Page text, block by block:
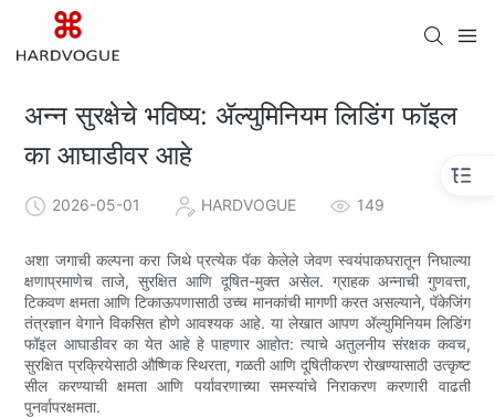
अन्न सुरक्षेचे भविष्य: ॲल्युमिनियम लिडिंग फॉइल
का आघाडीवर आहे
2026-05-01 HARDVOGUE 149
अशा जगाची कल्पना करा जिथे प्रत्येक पॅक केलेले जेवण स्वयंपाकघरातून निघाल्या
क्षणाप्रमाणेच ताजे, सुरक्षित आणि दूषित-मुक्त असेल. ग्राहक अन्नाची गुणवत्ता,
टिकवण क्षमता आणि टिकाऊपणासाठी उच्च मानकांची मागणी करत असल्याने, पॅकेजिंग
तंत्रज्ञान वेगाने विकसित होणे आवश्यक आहे. या लेखात आपण ॲल्युमिनियम लिडिंग
फॉइल आघाडीवर का येत आहे हे पाहणार आहोत: त्याचे अतुलनीय संरक्षक कवच,
सुरक्षित प्रक्रियेसाठी औष्णिक स्थिरता, गळती आणि दूषितीकरण रोखण्यासाठी उत्कृष्ट
सील करण्याची क्षमता आणि पर्यावरणाच्या समस्यांचे निराकरण करणारी वाढती
पुनर्वापरक्षमता.